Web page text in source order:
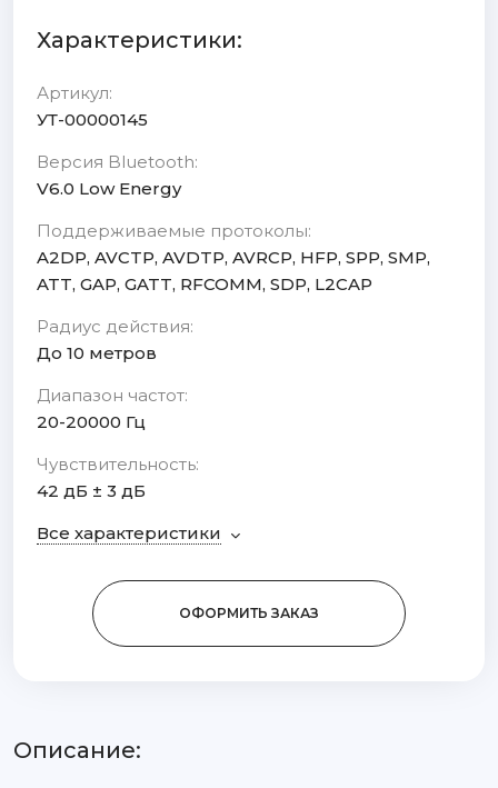
Характеристики:
Артикул:
УТ-00000145
Версия Bluetooth:
V6.0 Low Energy
Поддерживаемые протоколы:
A2DP, AVCTP, AVDTP, AVRCP, HFP, SPP, SMP,
ATT, GAP, GATT, RFCOMM, SDP, L2CAP
Радиус действия:
До 10 метров
Диапазон частот:
20-20000 Гц
Чувствительность:
42 дБ ± 3 дБ
Все характеристики
ОФОРМИТЬ ЗАКАЗ
Описание: